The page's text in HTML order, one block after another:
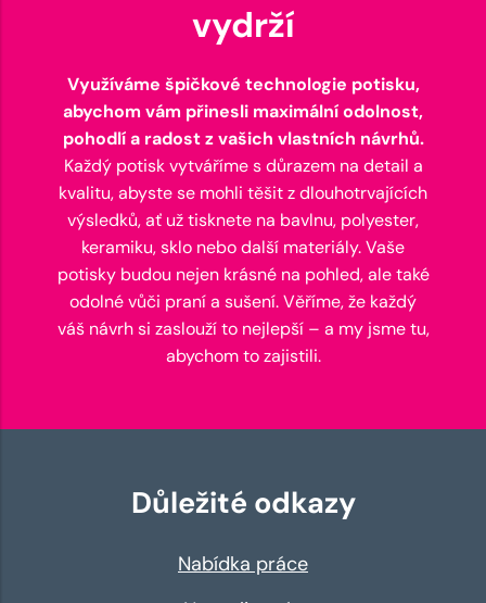
vydrží
Využíváme špičkové technologie potisku,
abychom vám přinesli maximální odolnost,
pohodlí a radost z vašich vlastních návrhů.
Každý potisk vytváříme s důrazem na detail a
kvalitu, abyste se mohli těšit z dlouhotrvajících
výsledků, ať už tisknete na bavlnu, polyester,
keramiku, sklo nebo další materiály. Vaše
potisky budou nejen krásné na pohled, ale také
odolné vůči praní a sušení. Věříme, že každý
váš návrh si zaslouží to nejlepší – a my jsme tu,
abychom to zajistili.
Důležité odkazy
Nabídka práce